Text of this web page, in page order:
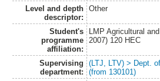
Level and depth
descriptor:
Other
Student's
programme
affiliation:
LMP Agricultural
2007) 120 HEC
Supervising
department:
(LTJ, LTV) > Dept.
(from 130101)